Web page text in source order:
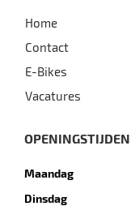
Home
Contact
E-Bikes
Vacatures
OPENINGSTIJDEN
Maandag
Dinsdag